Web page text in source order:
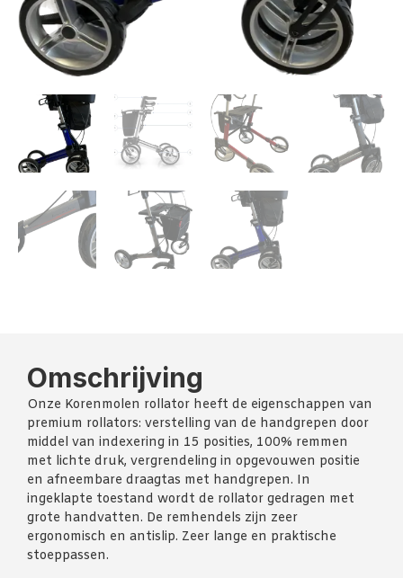
Omschrijving
Onze Korenmolen rollator heeft de eigenschappen van
premium rollators: verstelling van de handgrepen door
middel van indexering in 15 posities, 100% remmen
met lichte druk, vergrendeling in opgevouwen positie
en afneembare draagtas met handgrepen. In
ingeklapte toestand wordt de rollator gedragen met
grote handvatten. De remhendels zijn zeer
ergonomisch en antislip. Zeer lange en praktische
stoeppassen.